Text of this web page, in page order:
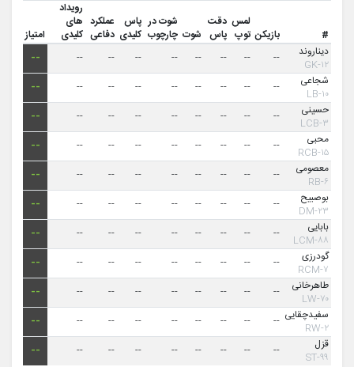
# بازیکن
لمس
توپ
دقت
پاس شوت
شوت در
چارچوب
پاس
کلیدی
عملکرد
دفاعی
رویداد
های
کلیدی
امتیاز
دیناروند
۱۲-GK
--
--
--
--
--
--
--
--
--
شجاعی
۱۰-LB
--
--
--
--
--
--
--
--
--
حسینی
۳-LCB
--
--
--
--
--
--
--
--
--
محبی
۱۵-RCB
--
--
--
--
--
--
--
--
--
معصومی
۶-RB
--
--
--
--
--
--
--
--
--
بوصبیح
۲۳-DM
--
--
--
--
--
--
--
--
--
بابایی
۸۸-LCM
--
--
--
--
--
--
--
--
--
گودرزی
۷-RCM
--
--
--
--
--
--
--
--
--
طاهرخانی
۷۰-LW
--
--
--
--
--
--
--
--
--
سفیدچقایی
۲-RW
--
--
--
--
--
--
--
--
--
قزل
۹۹-ST
--
--
--
--
--
--
--
--
--